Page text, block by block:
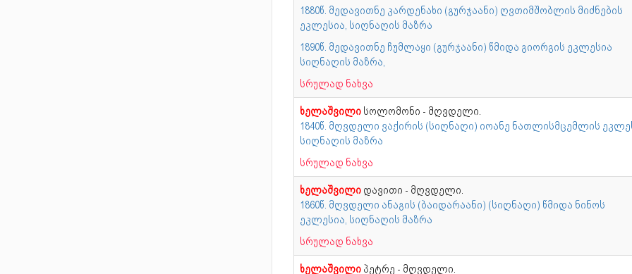
1880წ. მედავითნე კარდენახი (გურჯაანი) ღვთიმშობლის მიძნების
ეკლესია, სიღნაღის მაზრა
1890წ. მედავითნე ჩუმლაყი (გურჯაანი) წმიდა გიორგის ეკლესია
სიღნაღის მაზრა,
სრულად ნახვა
ხელაშვილისოლომონი - მღვდელი.
1840წ. მღვდელი ვაქირის (სიღნაღი) იოანე ნათლისმცემლის
სიღნაღის მაზრა
სრულად ნახვა
ხელაშვილიდავითი - მღვდელი.
1860წ. მღვდელი ანაგის (ბაიდარაანი) (სიღნაღი) წმიდა ნინოს
ეკლესია, სიღნაღის მაზრა
სრულად ნახვა
ხელაშვილიპეტრე - მღვდელი.